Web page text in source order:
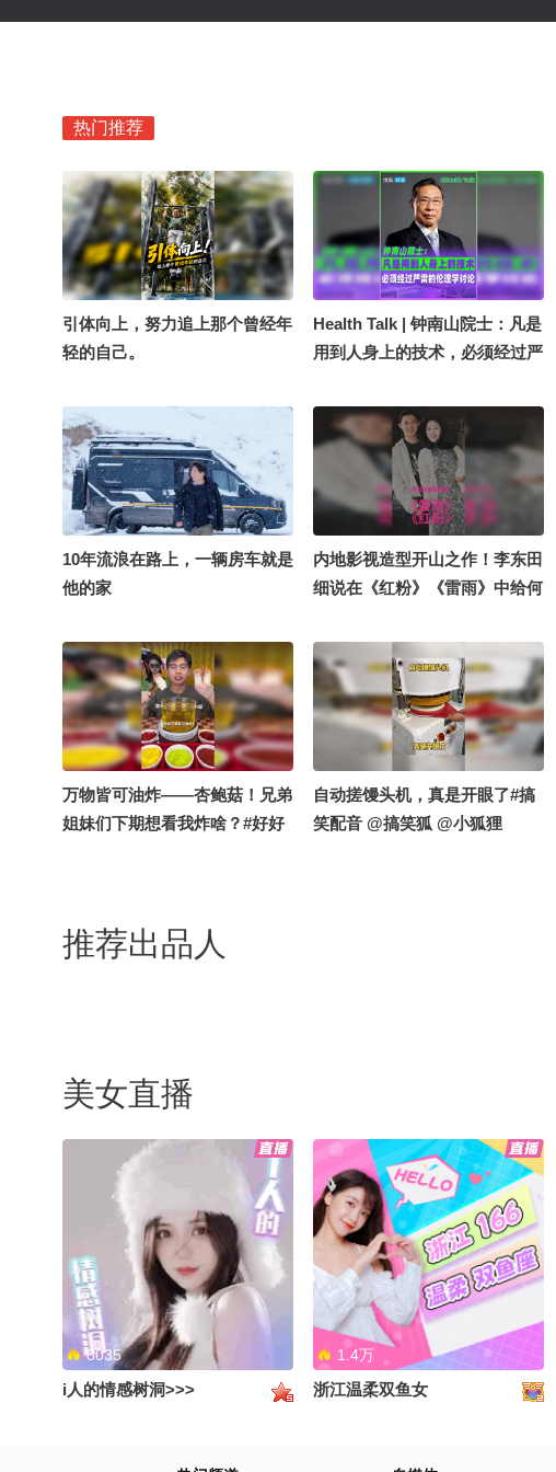
热门推荐
引体向上，努力追上那个曾经年
轻的自己。
Health Talk | 钟南山院士：凡是
用到人身上的技术，必须经过严
10年流浪在路上，一辆房车就是
他的家
内地影视造型开山之作！李东田
细说在《红粉》《雷雨》中给何
红 #何赛飞 #王志文 #归亚蕾 #
星光计划
万物皆可油炸——杏鲍菇！兄弟
姐妹们下期想看我炸啥？#好好
自动搓馒头机，真是开眼了#搞
笑配音 @搞笑狐 @小狐狸
推荐出品人
美女直播
8035
i人的情感树洞>>>
1.4万
浙江温柔双鱼女